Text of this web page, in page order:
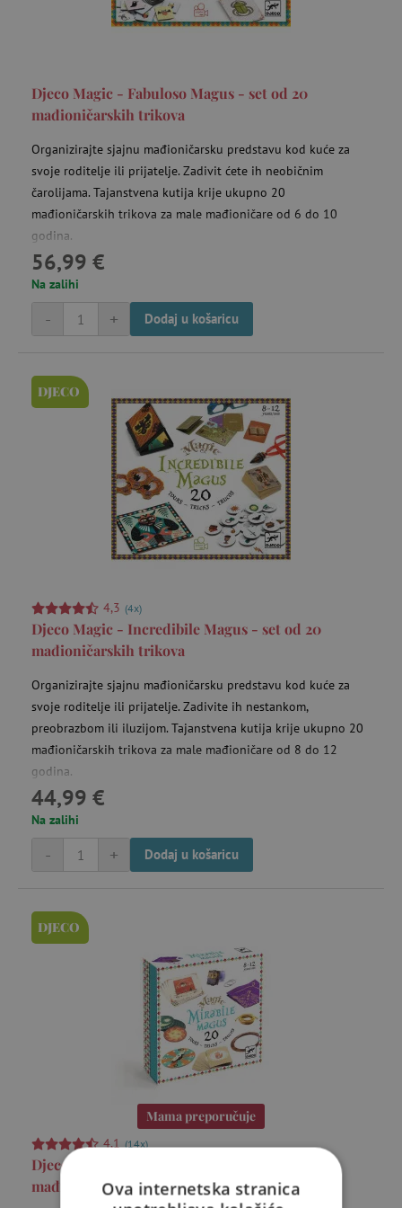
Djeco Magic - Fabuloso Magus - set od 20
mađioničarskih trikova
Organizirajte sjajnu mađioničarsku predstavu kod kuće za
svoje roditelje ili prijatelje. Zadivit ćete ih neobičnim
čarolijama. Tajanstvena kutija krije ukupno 20
mađioničarskih trikova za male mađioničare od 6 do 10
godina.
56,99 €
Na zalihi
+
- Dodaj u košaricu
DJECO
4,3 (4x)
Djeco Magic - Incredibile Magus - set od 20
mađioničarskih trikova
Organizirajte sjajnu mađioničarsku predstavu kod kuće za
svoje roditelje ili prijatelje. Zadivite ih nestankom,
preobrazbom ili iluzijom. Tajanstvena kutija krije ukupno 20
mađioničarskih trikova za male mađioničare od 8 do 12
godina.
44,99 €
Na zalihi
+
- Dodaj u košaricu
DJECO
Mama preporučuje
4,1 (14x)
Djeco Magic - Mirabile magus - set od 20
mađioničarskih trikova
Ova internetska stranica